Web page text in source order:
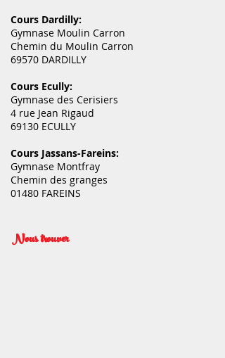
Cours Dardilly:
Gymnase Moulin Carron
Chemin du Moulin Carron
69570 DARDILLY
Cours Ecully:
Gymnase des Cerisiers
4 rue Jean Rigaud
69130 ECULLY
Cours Jassans-Fareins:
Gymnase Montfray
Chemin des granges
01480 FAREINS
Nous trouver